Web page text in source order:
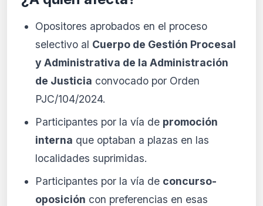
Opositores aprobados en el proceso
selectivo al Cuerpo de Gestión Procesal
y Administrativa de la Administración
de Justicia convocado por Orden
PJC/104/2024.
Participantes por la vía de promoción
interna que optaban a plazas en las
localidades suprimidas.
Participantes por la vía de concurso-
oposición con preferencias en esas